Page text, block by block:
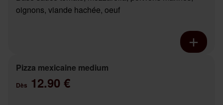
oignons, viande hachée, oeuf
Pizza mexicaine medium
Dès 12.90 €